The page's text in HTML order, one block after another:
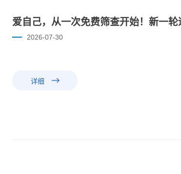
爱自己，从一次免费筛查开始！新一
2026-07-30
详细